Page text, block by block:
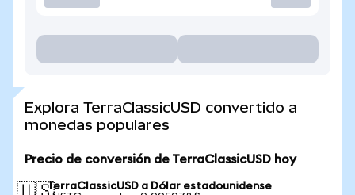
Explora TerraClassicUSD convertido a
monedas populares
Precio de conversión de TerraClassicUSD hoy
TerraClassicUSD a Dólar estadounidense